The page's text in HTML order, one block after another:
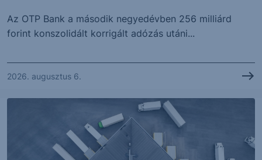
Az OTP Bank a második negyedévben 256 milliárd
forint konszolidált korrigált adózás utáni...
2026. augusztus 6.